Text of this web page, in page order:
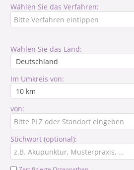
Wählen Sie das Verfahren:
Wählen Sie das Land:
Im Umkreis von:
von:
Stichwort (optional):